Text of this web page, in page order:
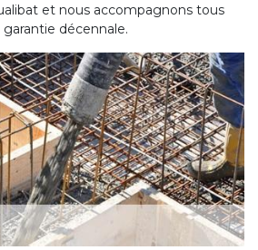
et nous accompagnons tous
garantie décennale.